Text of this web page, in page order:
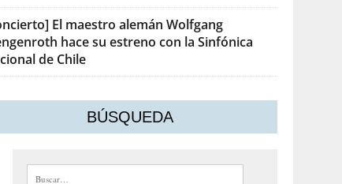
El maestro alemán Wolfgang
hace su estreno con la Sinfónica
de Chile
BÚSQUEDA
Buscar: